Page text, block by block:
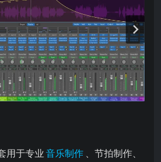
节拍制作、编辑和 的精细创意工
用于专业音乐制作 、节拍制作、